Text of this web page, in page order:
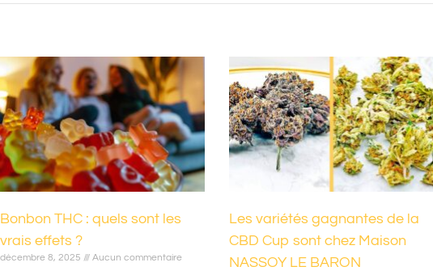
Bonbon THC : quels sont les
vrais effets ?
décembre 8, 2025 Aucun commentaire
Les variétés gagnantes de la
CBD Cup sont chez Maison
NASSOY LE BARON